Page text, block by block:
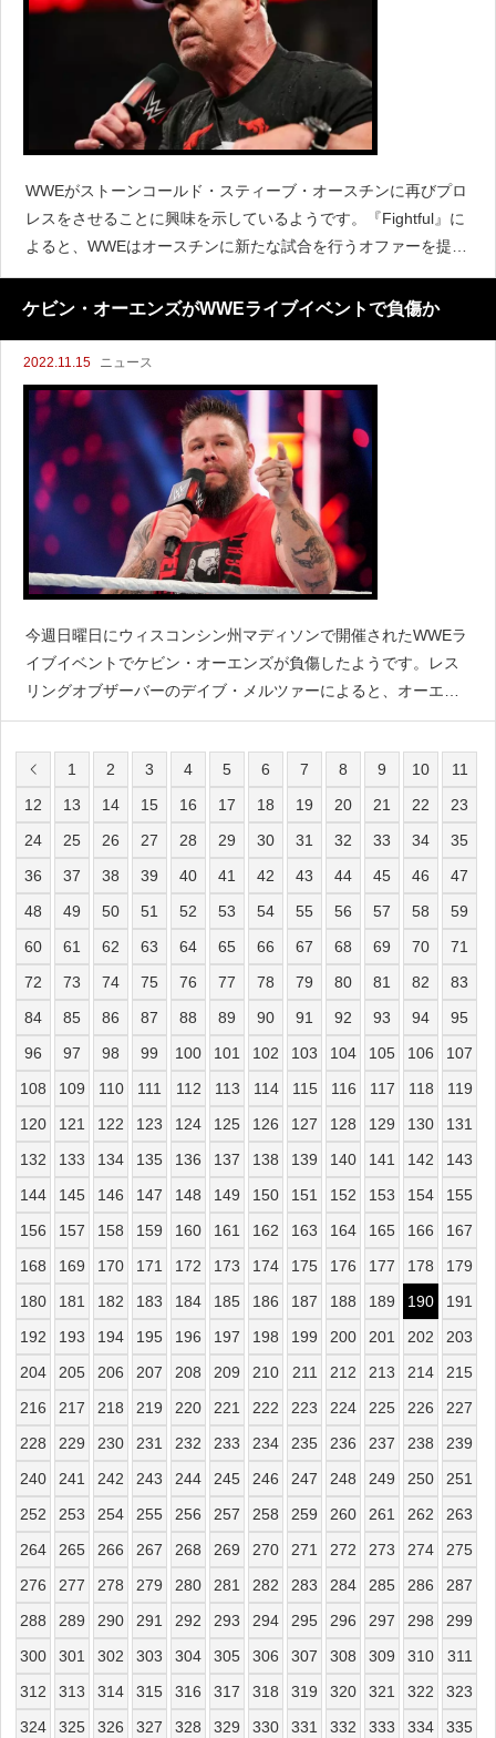
WWEがストーンコールド・スティーブ・オースチンに再びプロ
レスをさせることに興味を示しているようです。『Fightful』に
よると、WWEはオースチンに新たな試合を行うオファーを提示
したと伝えています。レッスルマニア39やサウジアラビアな
ど、どのイベントでのオファーかは明らかにされて
ケビン・オーエンズがWWEライブイベントで負傷か
2022.11.15 ニュース
今週日曜日にウィスコンシン州マディソンで開催されたWWEラ
イブイベントでケビン・オーエンズが負傷したようです。レス
リングオブザーバーのデイブ・メルツァーによると、オーエン
ズはオースティン・セオリーとの試合中に右ひざを負傷したと
1
2 3 4 5 6 7 8 9 10
11
12
13 14 15 16 17 18 19 20 21 22
23
24
25 26 27 28 29 30 31 32 33 34
35
36
37 38 39 40 41 42 43 44 45 46
47
48
49 50 51 52 53 54 55 56 57 58
59
60
61 62 63 64 65 66 67 68 69 70
71
72
73 74 75 76 77 78 79 80 81 82
83
84
85 86 87 88 89 90 91 92 93 94
95
96
97 98 99 100 101 102 103 104 105 106
107
108
109 110 111 112 113 114 115 116 117 118
119
120
121 122 123 124 125 126 127 128 129 130
131
132
133 134 135 136 137 138 139 140 141 142
143
144
145 146 147 148 149 150 151 152 153 154
155
156
157 158 159 160 161 162 163 164 165 166
167
168
169 170 171 172 173 174 175 176 177 178
179
180
181 182 183 184 185 186 187 188 189 190
191
192
193 194 195 196 197 198 199 200 201 202
203
204
205 206 207 208 209 210 211 212 213 214
215
216
217 218 219 220 221 222 223 224 225 226
227
228
229 230 231 232 233 234 235 236 237 238
239
240
241 242 243 244 245 246 247 248 249 250
251
252
253 254 255 256 257 258 259 260 261 262
263
264
265 266 267 268 269 270 271 272 273 274
275
276
277 278 279 280 281 282 283 284 285 286
287
288
289 290 291 292 293 294 295 296 297 298
299
300
301 302 303 304 305 306 307 308 309 310
311
312
313 314 315 316 317 318 319 320 321 322
323
324
325 326 327 328 329 330 331 332 333 334
335